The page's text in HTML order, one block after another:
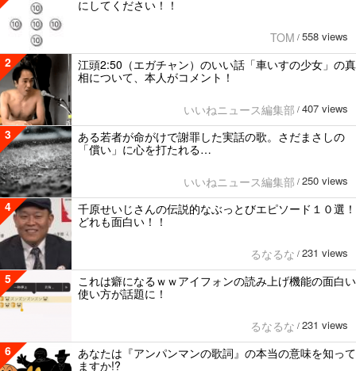
にしてください！！
TOM / 558 views
2
江頭2:50（エガチャン）のいい話「車いすの少女」の真
相について、本人がコメント！
いいねニュース編集部 / 407 views
3
ある若者が命がけで謝罪した実話の歌。さだまさしの
「償い」に心を打たれる…
いいねニュース編集部 / 250 views
4
千原せいじさんの伝説的なぶっとびエピソード１０選！
どれも面白い！！
るなるな / 231 views
5
これは癖になるｗｗアイフォンの読み上げ機能の面白い
使い方が話題に！
るなるな / 231 views
6
あなたは『アンパンマンの歌詞』の本当の意味を知って
ますか!?